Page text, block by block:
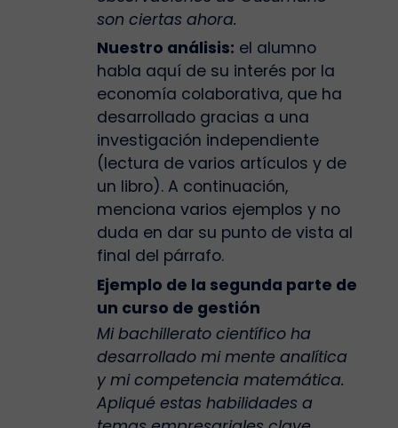
son ciertas ahora.
Nuestro análisis: el alumno
habla aquí de su interés por la
economía colaborativa, que ha
desarrollado gracias a una
investigación independiente
(lectura de varios artículos y de
un libro). A continuación,
menciona varios ejemplos y no
duda en dar su punto de vista al
final del párrafo.
Ejemplo de la segunda parte de
un curso de gestión
Mi bachillerato científico ha
desarrollado mi mente analítica
y mi competencia matemática.
Apliqué estas habilidades a